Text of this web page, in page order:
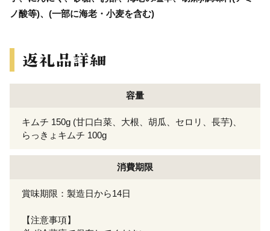
ノ酸等)、(一部に海老・小麦を含む)
容量
キムチ 150g (甘口白菜、大根、胡瓜、セロリ、長芋)、
らっきょキムチ 100g
消費期限
賞味期限：製造日から14日
【注意事項】